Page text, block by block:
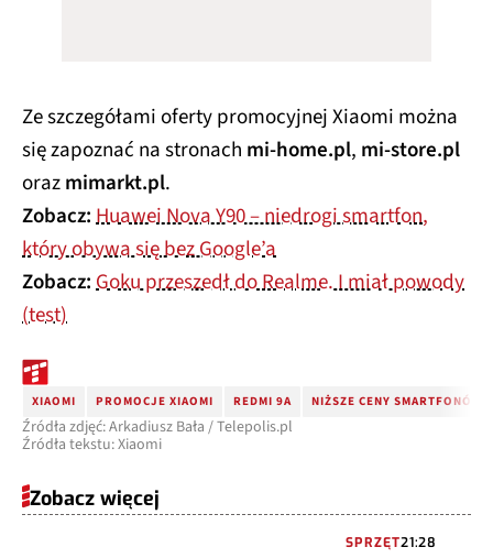
Ze szczegółami oferty promocyjnej Xiaomi można
się zapoznać na stronach mi-home.pl, mi-store.pl
orazmimarkt.pl.
Zobacz:Huawei Nova Y90 – niedrogi smartfon,
który obywa się bez Google’a
Zobacz:Goku przeszedł do Realme. I miał powody
(test)
XIAOMI PROMOCJE XIAOMI REDMI 9A NIŻSZE CENY SMARTFONÓW
Źródła zdjęć: Arkadiusz Bała / Telepolis.pl
Źródła tekstu: Xiaomi
Zobacz więcej
SPRZĘT21:28